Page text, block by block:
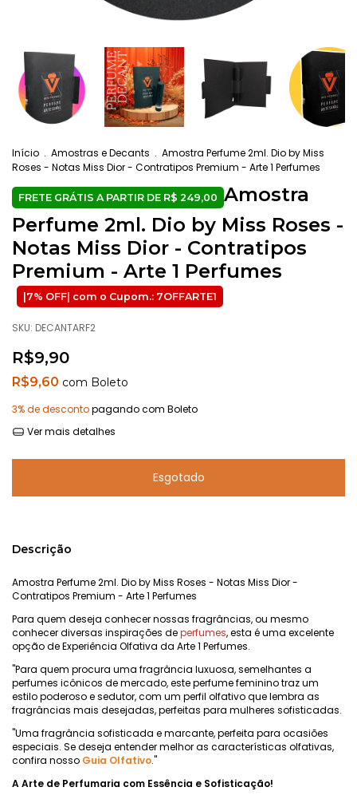
Início . Amostras e Decants . Amostra Perfume 2ml. Dio by Miss
Roses - Notas Miss Dior - Contratipos Premium - Arte 1 Perfumes
Amostra
Perfume 2ml. Dio by Miss Roses -
Notas Miss Dior - Contratipos
Premium - Arte 1 Perfumes
SKU: DECANTARF2
R$9,90
R$9,60 com Boleto
3% de descontopagando com Boleto
Ver mais detalhes
Descrição
Amostra Perfume 2ml. Dio by Miss Roses - Notas Miss Dior -
Contratipos Premium - Arte 1 Perfumes
Para quem deseja conhecer nossas fragrâncias, ou mesmo
conhecer diversas inspirações deperfumes, esta é uma excelente
opção de Experiência Olfativa da Arte 1 Perfumes.
"Para quem procura uma fragrância luxuosa, semelhantes a
perfumes icônicos de mercado, este perfume feminino traz um
estilo poderoso e sedutor, com um perfil olfativo que lembra as
fragrâncias mais desejadas, perfeitas para mulheres sofisticadas.
"Uma fragrância sofisticada e marcante, perfeita para ocasiões
especiais. Se deseja entender melhor as características olfativas,
confira nosso Guia Olfativo."
A Arte de Perfumaria com Essência e Sofisticação!